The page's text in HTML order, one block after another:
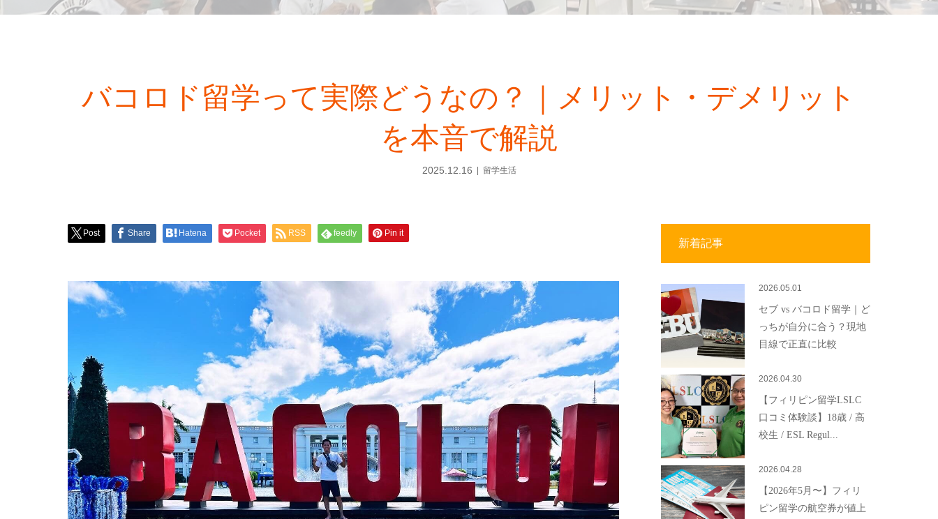
バコロド留学って実際どうなの？｜メリット・デメリット
を本音で解説
2025.12.16 留学生活
Post Share Hatena Pocket RSS feedly Pin it
新着記事
2026.05.01
セブ vs バコロド留学｜ど
っちが自分に合う？現地
目線で正直に比較
2026.04.30
【フィリピン留学LSLC
口コミ体験談】18歳 / 高
校生 / ESL Regul...
2026.04.28
【2026年5月〜】フィリ
ピン留学の航空券が値上